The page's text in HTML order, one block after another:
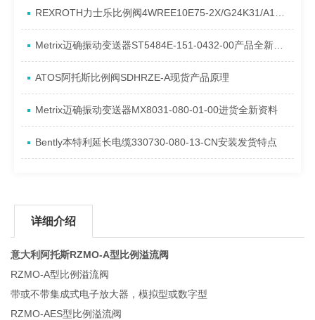
REXROTH力士乐比例阀4WREE10E75-2X/G24K31/A1V原厂发货资料
Metrix迈确振动变送器ST5484E-151-0432-00产品全新介绍
ATOS阿托斯比例阀SDHRZE-A现货产品原理
Metrix迈确振动变送器MX8031-080-01-00进货全新资料
Bently本特利延长电缆330730-080-13-CN安装发货特点
详细介绍
意大利阿托斯RZMO-A型比例溢流阀
RZMO-A型比例溢流阀
带或不带集成式电子放大器，模拟型或数字型
RZMO-AES型比例溢流阀